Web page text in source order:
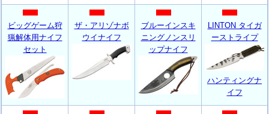
ビッグゲーム狩
猟解体用ナイフ
セット
ザ・アリゾナボ
ウイナイフ
ブルーインスキ
ニングノンスリ
ップナイフ
LINTON タイガ
ーストライプ
ハンティングナ
イフ